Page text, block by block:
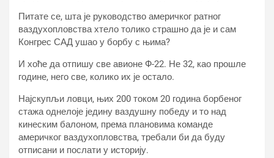
Питате се, шта је руководство америчког ратног
ваздухопловства хтело толико страшно да је и сам
Конгрес САД ушао у борбу с њима?
И хоће да отпишу све авионе Ф-22. Не 32, као прошле
године, него све, колико их је остало.
Најскупљи ловци, њих 200 током 20 година борбеног
стажа однелоје једину ваздушну победу и то над
кинеским балоном, према плановима команде
америчког ваздухопловства, требали би да буду
отписани и послати у историју.